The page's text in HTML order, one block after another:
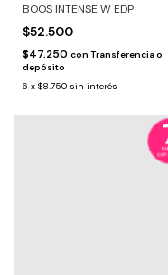
BOOS INTENSE W EDP
$52.500
$47.250 con Transferencia o
depósito
6 x $8.750 sin interés